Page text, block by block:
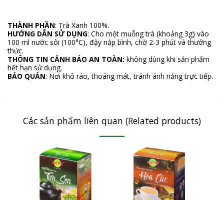
THÀNH PHẦN: Trà Xanh 100%.
HƯỚNG DẪN SỬ DỤNG: Cho một muỗng trà (khoảng 3g) vào
100 ml nước sôi (100°C), đậy nắp bình, chờ 2-3 phút và thưởng
thức.
THÔNG TIN CẢNH BÁO AN TOÀN: không dùng khi sản phẩm
hết hạn sử dụng.
BẢO QUẢN: Nơi khô ráo, thoáng mát, tránh ánh nắng trực tiếp.
Các sản phẩm liên quan (Related products)